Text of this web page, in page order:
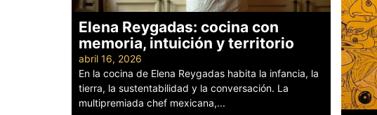
Elena Reygadas: cocina con
memoria, intuición y territorio
abril 16, 2026
En la cocina de Elena Reygadas habita la infancia, la
tierra, la sustentabilidad y la conversación. La
multipremiada chef mexicana,...